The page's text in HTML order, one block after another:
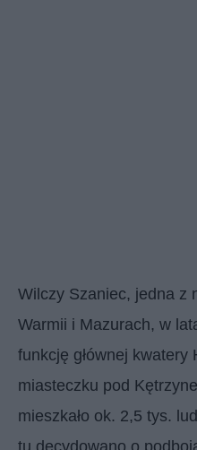
Wilczy Szaniec, jedna z
Warmii i Mazurach, w
funkcję głównej kwatery
miasteczku pod
mieszkało ok. 2,5 tys.
tu decydowano o